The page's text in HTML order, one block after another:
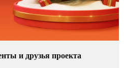
и друзья проекта